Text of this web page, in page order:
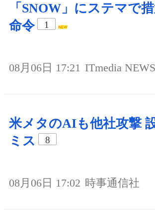
「SNOW」にステマで
命令
1
08月06日 17:21 ITmedia NEWS
米メタのAIも他社攻撃
ミス
8
08月06日 17:02 時事通信社